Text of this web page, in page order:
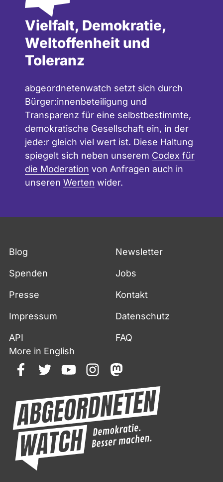
Vielfalt, Demokratie,
Weltoffenheit und
Toleranz
abgeordnetenwatch setzt sich durch
Bürger:innenbeteiligung und
Transparenz für eine selbstbestimmte,
demokratische Gesellschaft ein, in der
jede:r gleich viel wert ist. Diese Haltung
spiegelt sich neben unserem Codex für
die Moderation von Anfragen auch in
unseren Werten wider.
Blog Newsletter
Spenden Jobs
Presse Kontakt
Impressum Datenschutz
API
FAQ
More in English
facebooktwitteryoutubeinstagrammastodon